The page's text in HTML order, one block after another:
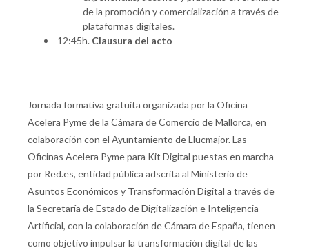
de la promoción y comercialización a través de
plataformas digitales.
12:45h. Clausura del acto
Jornada formativa gratuita organizada por la Oficina
Acelera Pyme de la Cámara de Comercio de Mallorca, en
colaboración con el Ayuntamiento de Llucmajor. Las
Oficinas Acelera Pyme para Kit Digital puestas en marcha
por Red.es, entidad pública adscrita al Ministerio de
Asuntos Económicos y Transformación Digital a través de
la Secretaría de Estado de Digitalización e Inteligencia
Artificial, con la colaboración de Cámara de España, tienen
como objetivo impulsar la transformación digital de las